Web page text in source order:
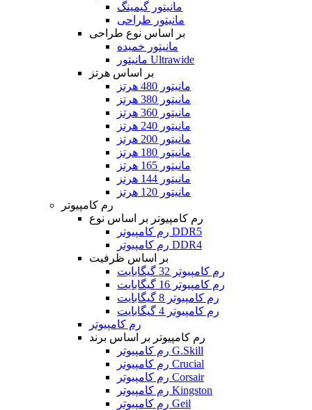
مانیتور گیمینگ
مانیتور طراحی
بر اساس نوع طراحی
مانیتور خمیده
مانیتور Ultrawide
بر اساس هرتز
مانیتور 480 هرتز
مانیتور 380 هرتز
مانیتور 360 هرتز
مانیتور 240 هرتز
مانیتور 200 هرتز
مانیتور 180 هرتز
مانیتور 165 هرتز
مانیتور 144 هرتز
مانیتور 120 هرتز
رم کامپیوتر
رم کامپیوتر بر اساس نوع
رم کامپیوتر DDR5
رم کامپیوتر DDR4
بر اساس ظرفیت
رم کامپیوتر 32 گیگابایت
رم کامپیوتر 16 گیگابایت
رم کامپیوتر 8 گیگابایت
رم کامپیوتر 4 گیگابایت
رم کامپیوتر
رم کامپیوتر بر اساس برند
رم کامپیوتر G.Skill
رم کامپیوتر Crucial
رم کامپیوتر Corsair
رم کامپیوتر Kingston
رم کامپیوتر Geil